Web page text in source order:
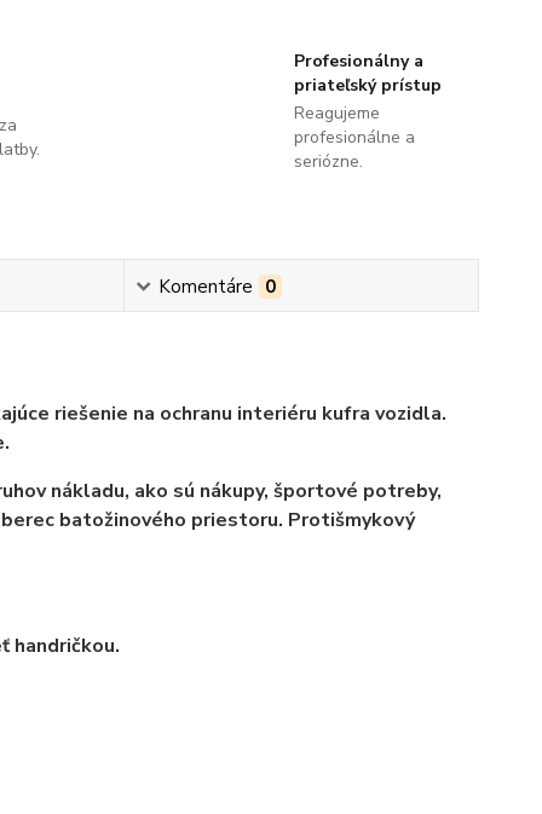
Profesionálny a
priateľský prístup
Reagujeme
profesionálne a
seriózne.
Komentáre 0
riešenie na ochranu interiéru kufra vozidla.
nákladu, ako sú nákupy, športové potreby,
batožinového priestoru. Protišmykový
handričkou.